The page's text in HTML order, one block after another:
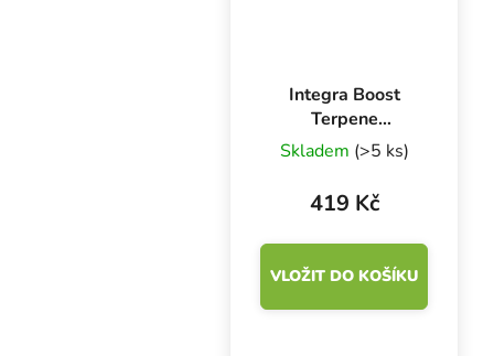
Integra Boost
Terpene
Essentials
Humulen 67 g,
62%, 1 ks
Skladem (>5 ks)
419 Kč
VLOŽIT DO KOŠÍKU